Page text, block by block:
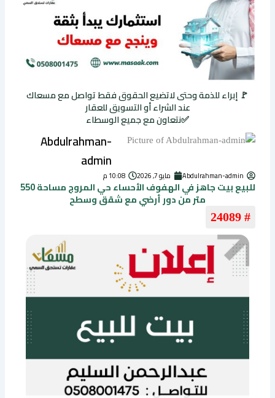
🚩 إبراء للذمة وحتى لاتضيع الحقوق فقط تواصل مع مسعاك
عند الشراء أو التسويق للعقار
✅نتعاون مع جميع الوسطاء
Abdulrahman-
admin
Abdulrahman-admin مايو 7, 2026 10:08 م
للبيع بيت جاهز في الهفوف الأحساء حي المروج مساحة 550
متر من دور أرضي مع شقق وسطح
# 24089